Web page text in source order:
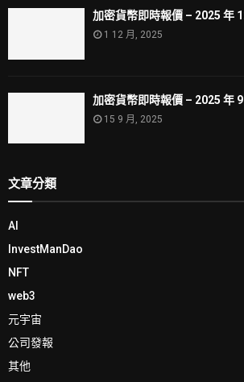
加密貨幣即時報價 – 2025 年
1 12 月, 2025
加密貨幣即時報價 – 2025 年
15 9 月, 2025
文章分類
AI
InvestManDao
NFT
web3
元宇宙
公司發報
其他